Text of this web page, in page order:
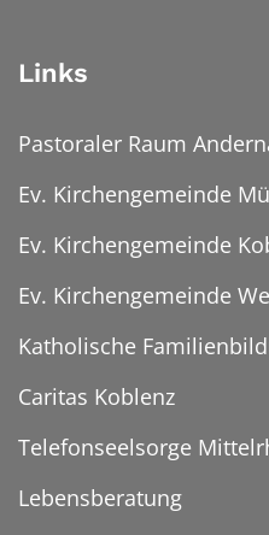
Links
Pastoraler Raum
Ev. Kirchengemeinde
Ev. Kirchengemeinde
Ev. Kirchengemeinde
Katholische
Caritas Koblenz
Telefonseelsorge
Lebensberatung